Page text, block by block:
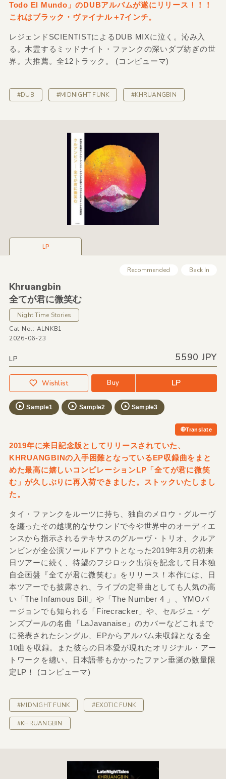
Todo El Mundo」のDUBアルバムが遂にリリース！！！
これはブラック・ヴァイナル＋7インチ。
レジェンドSCIENTISTによるDUB MIXに泣く。沁み入
る。木霊するミッドナイト・ファンクの深いダブ紡ぎの世
界。大推薦。全12トラック。 (コンピューマ)
#DUB #MIDNIGHT FUNK #KHRUANGBIN
LP
Recommended Back In
Khruangbin
全てが君に微笑む
Night Time Stories
Cat No.: ALNKB1
2026-06-23
LP 5590 JPY
Wishlist Buy LP
Sample1 Sample2 Sample3
Translate
2019年に来日記念版としてリリースされていた、
KHRUANGBINの入手困難となっているEP収録曲をまと
めた最高に嬉しいコンピレーションLP「全てが君に微笑
む」が久しぶりに再入荷できました。ストックいたしまし
た。
タイ・ファンクをルーツに持ち、独自のメロウ・グルーヴ
を纏ったその越境的なサウンドで今や世界中のオーディエ
ンスから指示されるテキサスのグルーヴ・トリオ、クルア
ンビンが全公演ソールドアウトとなった2019年3月の初来
日ツアーに続く、待望のフジロック出演を記念して日本独
自企画盤『全てが君に微笑む』をリリース！本作には、日
本ツアーでも披露され、ライブの定番曲としても人気の高
い「The Infamous Bill」や「The Number 4 」、YMOバ
ージョンでも知られる「Firecracker」や、セルジュ・ゲ
ンズブールの名曲「LaJavanaise」のカバーなどこれまで
に発表されたシングル、EPからアルバム未収録となる全
10曲を収録。また彼らの日本愛が現れたオリジナル・アー
トワークを纏い、日本語帯もかかったファン垂涎の数量限
定LP！ (コンピューマ)
#MIDNIGHT FUNK #EXOTIC FUNK
#KHRUANGBIN